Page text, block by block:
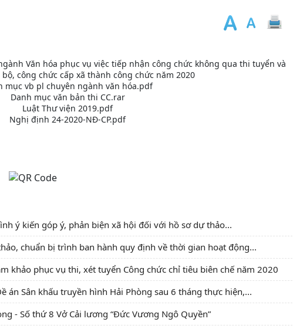
Văn hóa phục vụ việc tiếp nhận công chức không qua thi tuyển và
công chức cấp xã thành công chức năm 2020
mục vb pl chuyên ngành văn hóa.pdf
Danh mục văn bản thi CC.rar
Luật Thư viện 2019.pdf
Nghị định 24-2020-NĐ-CP.pdf
ý kiến góp ý, phản biện xã hội đối với hồ sơ dự thảo...
chuẩn bị trình ban hành quy định về thời gian hoạt động...
khảo phục vụ thi, xét tuyển Công chức chỉ tiêu biên chế năm 2020
án Sân khấu truyền hình Hải Phòng sau 6 tháng thực hiện,...
- Số thứ 8 Vở Cải lương “Đức Vương Ngô Quyền”